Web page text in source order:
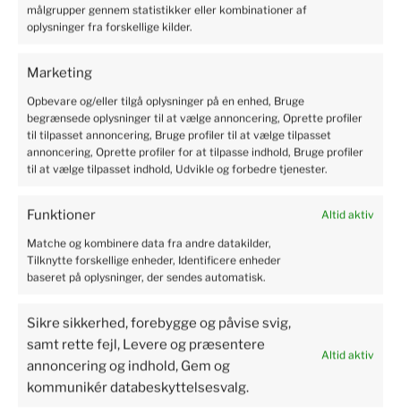
målgrupper gennem statistikker eller kombinationer af
oplysninger fra forskellige kilder.
Marketing
Opbevare og/eller tilgå oplysninger på en enhed, Bruge
begrænsede oplysninger til at vælge annoncering, Oprette profiler
til tilpasset annoncering, Bruge profiler til at vælge tilpasset
annoncering, Oprette profiler for at tilpasse indhold, Bruge profiler
til at vælge tilpasset indhold, Udvikle og forbedre tjenester.
Funktioner Altid aktiv
Matche og kombinere data fra andre datakilder,
Tilknytte forskellige enheder, Identificere enheder
baseret på oplysninger, der sendes automatisk.
Sikre sikkerhed, forebygge og påvise svig,
samt rette fejl, Levere og præsentere
annoncering og indhold, Gem og
kommunikér databeskyttelsesvalg.
Altid aktiv
Kristian
Professional service, shopping is pure pleasure. I'm very
and sound. There is no need to worry. Excellent protection
of the parcel.
2024-06-04
4
4
Susanne
5
Perfect service, I recommend it.
2024-06-03
Bjarne
3